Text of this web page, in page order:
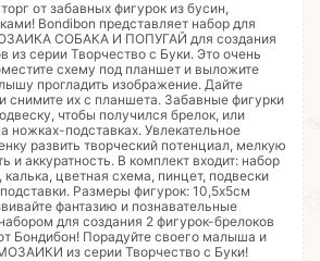
от забавных фигурок из бусин,
Bondibon представляет набор для
СОБАКА И ПОПУГАЙ для создания
из серии Творчество с Буки. Это очень
схему под планшет и выложите
прогладить изображение. Дайте
снимите их с планшета. Забавные фигурки
чтобы получился брелок, или
ножках-подставках. Увлекательное
развить творческий потенциал, мелкую
и аккуратность. В комплект входит: набор
цветная схема, пинцет, подвески
Размеры фигурок: 10,5х5см
фантазию и познавательные
для создания 2 фигурок-брелоков
Порадуйте своего малыша и
из серии Творчество с Буки!